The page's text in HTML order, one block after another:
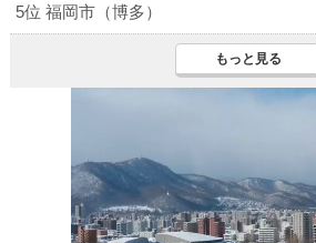
5位 福岡市（博多）
もっと見る